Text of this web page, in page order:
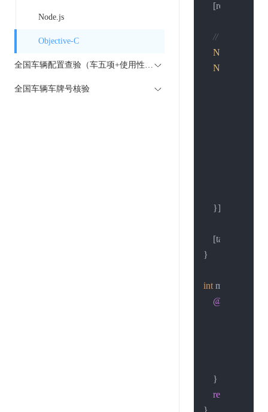
Node.js
Objective-C
全国车辆配置查验（车五项+使用性质）
全国车辆车牌号核验
[request
// 发送请求
    }];
    [task resume];
}
int main(
    }
return
}